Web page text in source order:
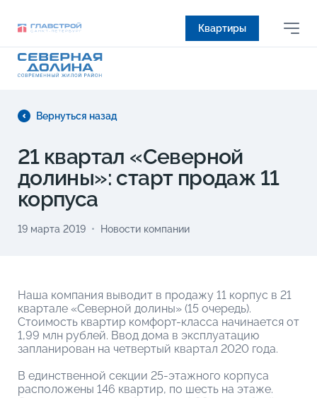
Квартиры
Вернуться назад
21 квартал «Северной
долины»: старт продаж 11
корпуса
19 марта 2019 Новости компании
Наша компания выводит в продажу 11 корпус в 21
квартале «Северной долины» (15 очередь).
Стоимость квартир комфорт-класса начинается от
1,99 млн рублей. Ввод дома в эксплуатацию
запланирован на четвертый квартал 2020 года.
В единственной секции 25-этажного корпуса
расположены 146 квартир, по шесть на этаже.